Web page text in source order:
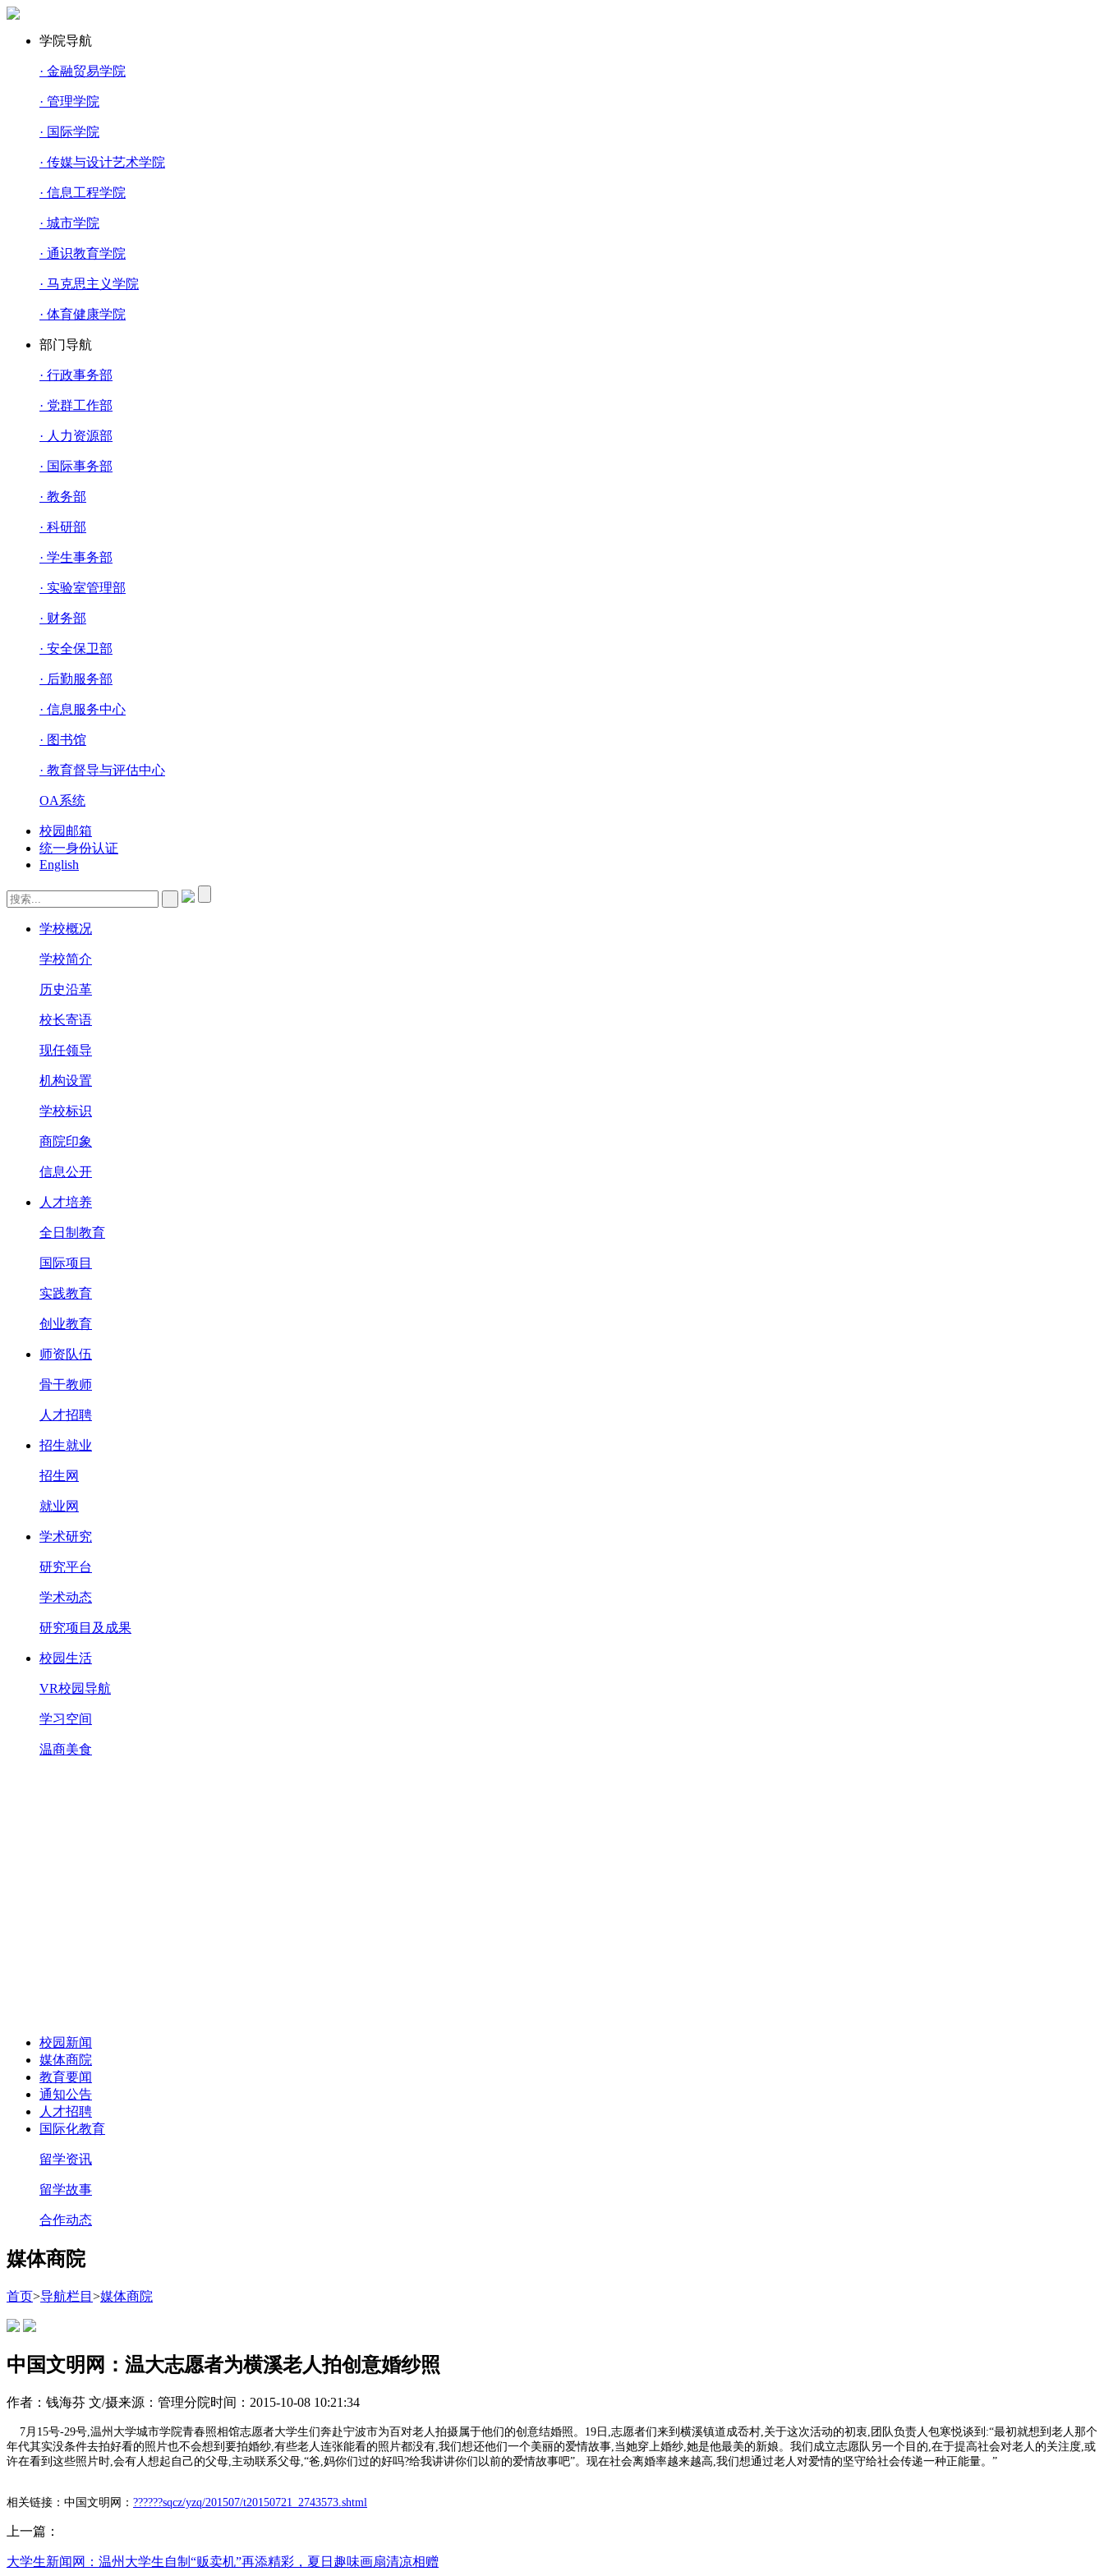
学院导航
· 金融贸易学院
· 管理学院
· 国际学院
· 传媒与设计艺术学院
· 信息工程学院
· 城市学院
· 通识教育学院
· 马克思主义学院
· 体育健康学院
部门导航
· 行政事务部
· 党群工作部
· 人力资源部
· 国际事务部
· 教务部
· 科研部
· 学生事务部
· 实验室管理部
· 财务部
· 安全保卫部
· 后勤服务部
· 信息服务中心
· 图书馆
· 教育督导与评估中心
OA系统
校园邮箱
统一身份认证
English
学校概况
学校简介
历史沿革
校长寄语
现任领导
机构设置
学校标识
商院印象
信息公开
人才培养
全日制教育
国际项目
实践教育
创业教育
师资队伍
骨干教师
人才招聘
招生就业
招生网
就业网
学术研究
研究平台
学术动态
研究项目及成果
校园生活
VR校园导航
学习空间
温商美食
校园新闻
媒体商院
教育要闻
通知公告
人才招聘
国际化教育
留学资讯
留学故事
合作动态
媒体商院
首页>导航栏目 >媒体商院
中国文明网：温大志愿者为横溪老人拍创意婚纱照
作者：钱海芬 文/摄来源：管理分院时间：2015-10-08 10:21:34
7月15号-29号,温州大学城市学院青春照相馆志愿者大学生们奔赴宁波市为百对老人拍摄属于他们的创意结婚照。19日,志愿者们来到横溪镇道成岙村,关于这次活动的初衷,团队负责人包寒悦谈到:“最初就想到老人那个
年代其实没条件去拍好看的照片也不会想到要拍婚纱,有些老人连张能看的照片都没有,我们想还他们一个美丽的爱情故事,当她穿上婚纱,她是他最美的新娘。我们成立志愿队另一个目的,在于提高社会对老人的关注度,或
许在看到这些照片时,会有人想起自己的父母,主动联系父母,“爸,妈你们过的好吗?给我讲讲你们以前的爱情故事吧”。现在社会离婚率越来越高,我们想通过老人对爱情的坚守给社会传递一种正能量。”
相关链接：中国文明网： ??????sqcz/yzq/201507/t20150721_2743573.shtml
上一篇：
大学生新闻网：温州大学生自制“贩卖机”再添精彩，夏日趣味画扇清凉相赠